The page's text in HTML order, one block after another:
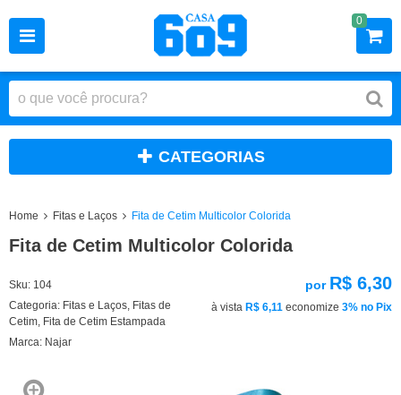
0
CATEGORIAS
Home Fitas e Laços Fita de Cetim Multicolor Colorida
Fita de Cetim Multicolor Colorida
Sku: 104
Categoria: Fitas e Laços Fitas de
Cetim Fita de Cetim Estampada
Marca: Najar
por R$ 6,30
à vista R$ 6,11 economize 3% no Pix